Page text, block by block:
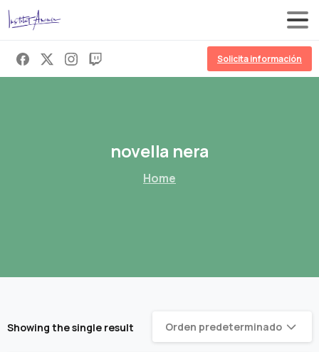
Solicita información
novella nera
Home
Showing the single result Orden predeterminado